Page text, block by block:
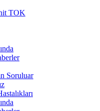
TOK
Soruluar